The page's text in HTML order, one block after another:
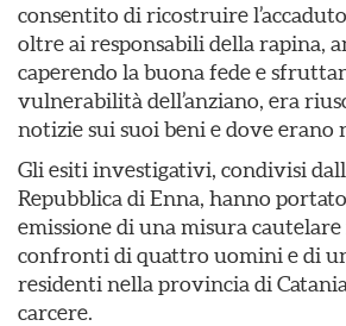
consentito di ricostruire
oltre ai responsabili della rapina,
caperendo la buona fede e
vulnerabilità dell’anziano, era
notizie sui suoi beni e dove erano
Gli esiti investigativi, condivisi
Repubblica di Enna, hanno
emissione di una misura
confronti di quattro uomini e di
residenti nella provincia di
carcere.